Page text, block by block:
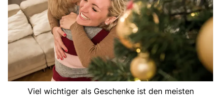
Viel wichtiger als Geschenke ist den meisten